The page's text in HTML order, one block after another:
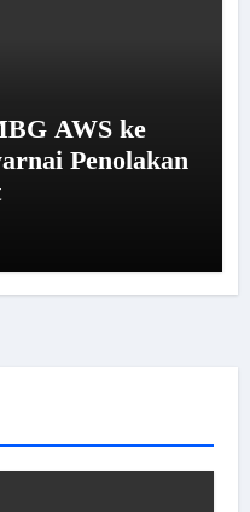
AWS ke
Penolakan